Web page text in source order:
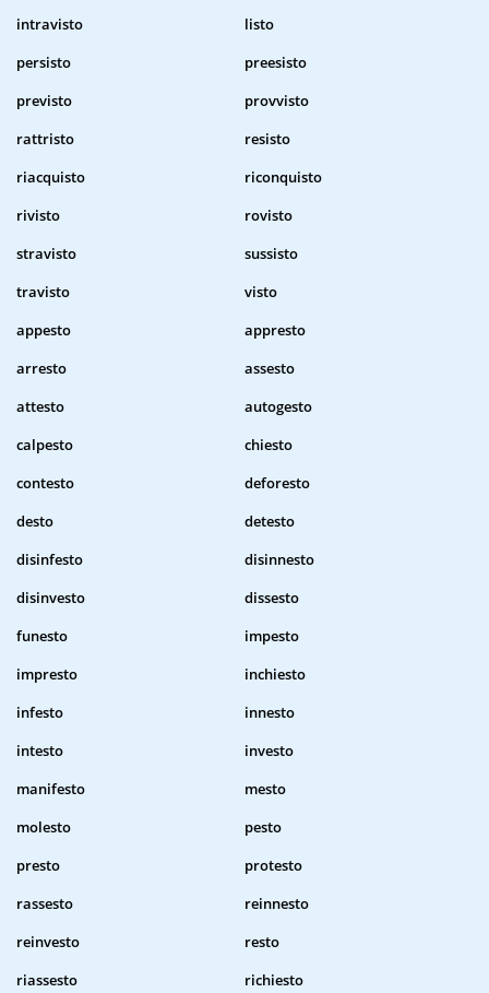
intravisto
listo
persisto
preesisto
previsto
provvisto
rattristo
resisto
riacquisto
riconquisto
rivisto
rovisto
stravisto
sussisto
travisto
visto
appesto
appresto
arresto
assesto
attesto
autogesto
calpesto
chiesto
contesto
deforesto
desto
detesto
disinfesto
disinnesto
disinvesto
dissesto
funesto
impesto
impresto
inchiesto
infesto
innesto
intesto
investo
manifesto
mesto
molesto
pesto
presto
protesto
rassesto
reinnesto
reinvesto
resto
riassesto
richiesto